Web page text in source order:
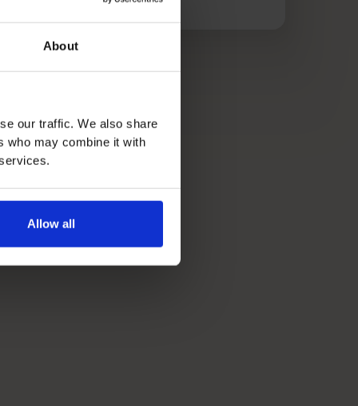
About
our traffic. We also share
who may combine it with
Allow all